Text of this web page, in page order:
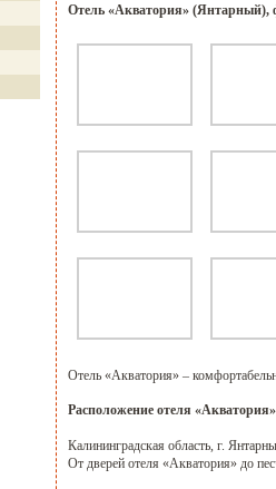
Отель «Акватория» (Янтарный),
Отель «Акватория» –
Расположение отеля
Калининградская область, г.
От дверей отеля «Акватория» до